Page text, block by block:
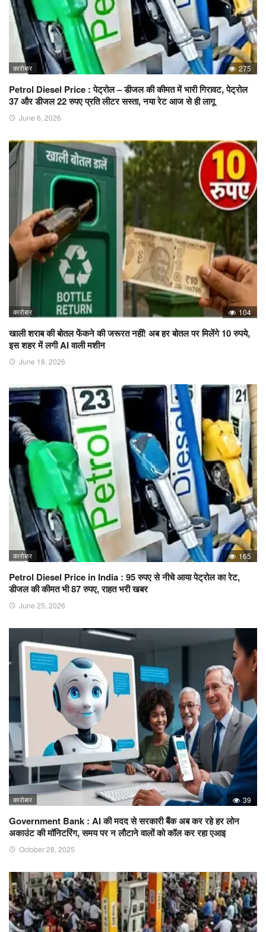
कारोबार 275
Petrol Diesel Price : पेट्रोल – डीजल की कीमत में भारी गिरावट, पेट्रोल
37 और डीजल 22 रुपए प्रति लीटर सस्ता, नया रेट आज से ही लागू
June 6, 2026
कारोबार 104
खाली शराब की बोतल फेंकने की जरूरत नहीं! अब हर बोतल पर मिलेंगे 10 रुपये,
इस शहर में लगी AI वाली मशीन
June 18, 2026
कारोबार 165
Petrol Diesel Price in India : 95 रुपए से नीचे आया पेट्रोल का रेट,
डीजल की कीमत भी 87 रुपए, राहत भरी खबर
June 25, 2026
कारोबार 39
Government Bank : AI की मदद से सरकारी बैंक अब कर रहे हर लोन
अकाउंट की मॉनिटरिंग, समय पर न लौटाने वालों को कॉल कर रहा एआइ
October 28, 2025